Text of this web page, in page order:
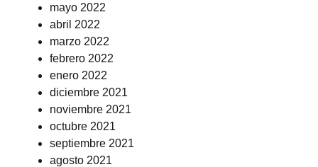
mayo 2022
abril 2022
marzo 2022
febrero 2022
enero 2022
diciembre 2021
noviembre 2021
octubre 2021
septiembre 2021
agosto 2021